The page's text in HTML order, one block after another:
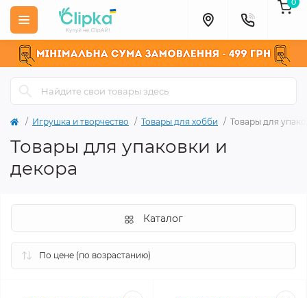
Игрушка и творчество Товары для хобби Товары для
Товары для упаковки и
декора
Каталог